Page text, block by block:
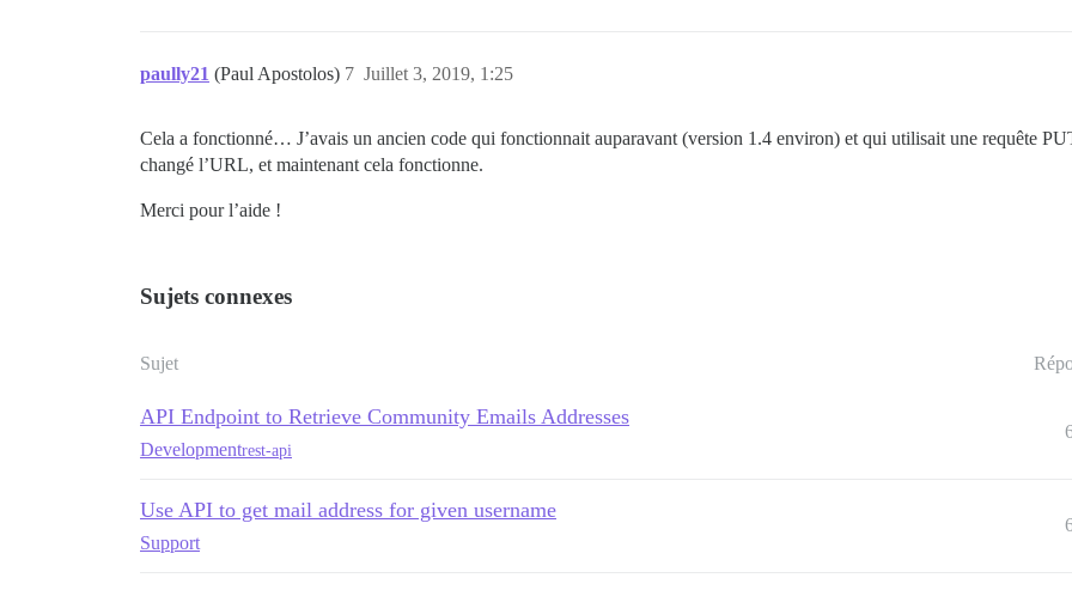
paully21 (Paul Apostolos) Juillet 3, 2019, 1:25
7
Cela a fonctionné… J’avais un ancien code qui fonctionnait auparavant (version 1.4 environ) et qui utilisait une requête
changé l’URL, et maintenant cela fonctionne.
Merci pour l’aide !
Sujets connexes
Sujet
API Endpoint to Retrieve Community Emails Addresses
Developmentrest-api
Use API to get mail address for given username
Support